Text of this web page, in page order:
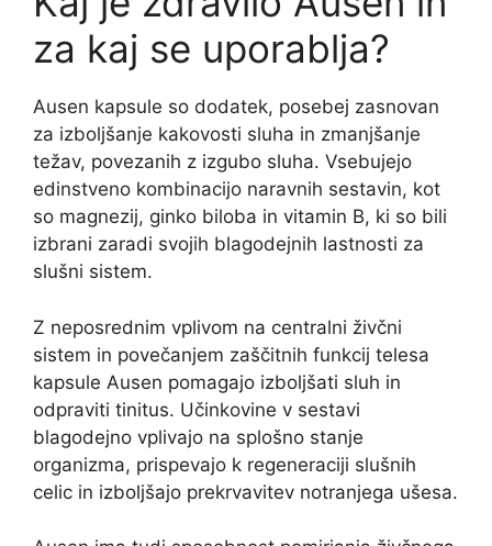
za kaj se uporablja?
Ausen kapsule so dodatek, posebej zasnovan
za izboljšanje kakovosti sluha in zmanjšanje
težav, povezanih z izgubo sluha. Vsebujejo
edinstveno kombinacijo naravnih sestavin, kot
so magnezij, ginko biloba in vitamin B, ki so bili
izbrani zaradi svojih blagodejnih lastnosti za
slušni sistem.
Z neposrednim vplivom na centralni živčni
sistem in povečanjem zaščitnih funkcij telesa
kapsule Ausen pomagajo izboljšati sluh in
odpraviti tinitus. Učinkovine v sestavi
blagodejno vplivajo na splošno stanje
organizma, prispevajo k regeneraciji slušnih
celic in izboljšajo prekrvavitev notranjega ušesa.